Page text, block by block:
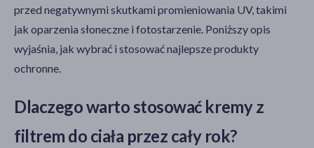
ochronne(7)
łagodzące(6)
Filtry przeciwsłoneczne
SPF 50+(11)
przed negatywnymi skutkami promieniowania UV, takimi
jak oparzenia słoneczne i fotostarzenie. Poniższy opis
wyjaśnia, jak wybrać i stosować najlepsze produkty
ochronne.
Dlaczego warto stosować kremy z
filtrem do ciała przez cały rok?